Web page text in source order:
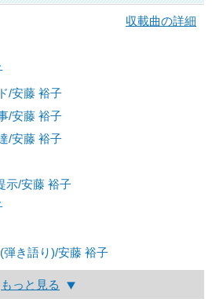
収載曲の詳細
/安藤 裕子
/安藤 裕子
/安藤 裕子
示/安藤 裕子
弾き語り)/安藤 裕子
もっと見る